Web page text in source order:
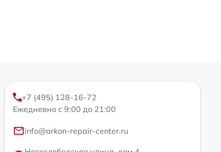
+7 (495) 128-16-72
Ежедневно с 9:00 до 21:00
info@arkon-repair-center.ru